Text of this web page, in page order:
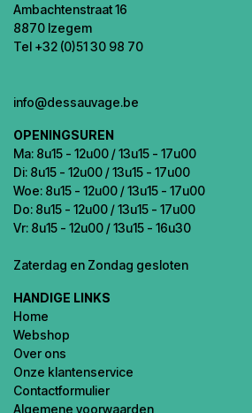
Ambachtenstraat 16
8870 Izegem
Tel +32 (0)51 30 98 70
info@dessauvage.be
OPENINGSUREN
Ma: 8u15 - 12u00 / 13u15 - 17u00
Di: 8u15 - 12u00 / 13u15 - 17u00
Woe: 8u15 - 12u00 / 13u15 - 17u00
Do: 8u15 - 12u00 / 13u15 - 17u00
Vr: 8u15 - 12u00 / 13u15 - 16u30
Zaterdag en Zondag gesloten
HANDIGE LINKS
Home
Webshop
Over ons
Onze klantenservice
Contactformulier
Algemene voorwaarden